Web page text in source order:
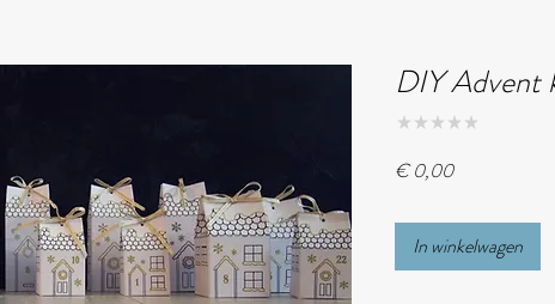
DIY Advent
★ ★ ★ ★ ★
€ 0,00Prijs
In winkelwagen